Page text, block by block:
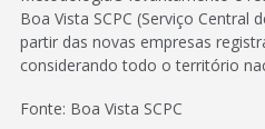
Boa Vista SCPC (Serviço Central
partir das novas empresas
considerando todo o território
Fonte: Boa Vista SCPC